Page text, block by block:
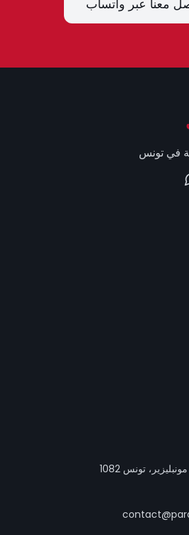
معنا عبر واتساب
في تونس
تونس 1082